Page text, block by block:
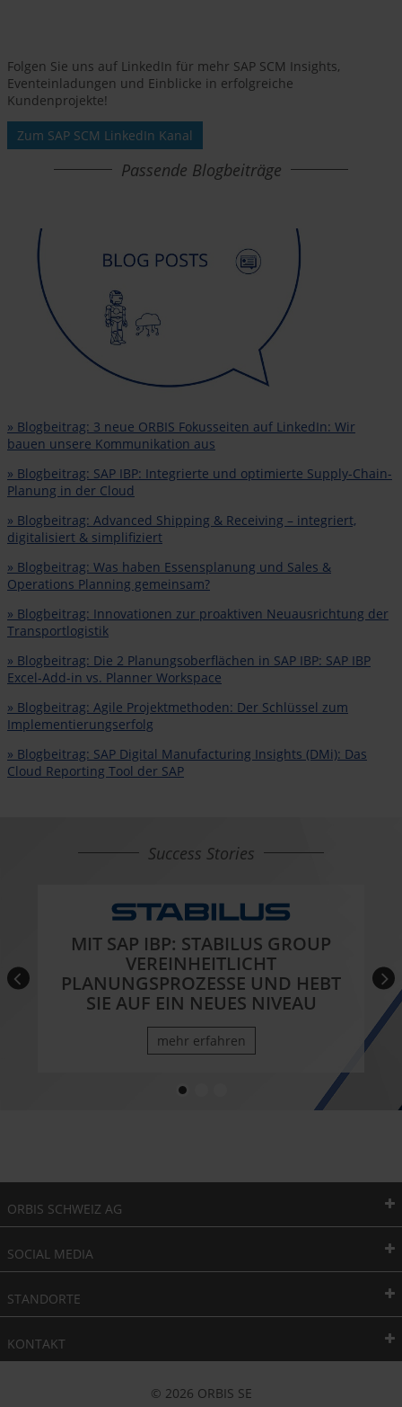
Folgen Sie uns auf LinkedIn für mehr SAP SCM Insights,
Eventeinladungen und Einblicke in erfolgreiche
Kundenprojekte!
Zum SAP SCM LinkedIn Kanal
Passende Blogbeiträge
» Blogbeitrag: 3 neue ORBIS Fokusseiten auf LinkedIn: Wir
bauen unsere Kommunikation aus
» Blogbeitrag: SAP IBP: Integrierte und optimierte Supply-Chain-
Planung in der Cloud
» Blogbeitrag: Advanced Shipping & Receiving – integriert,
digitalisiert & simplifiziert
» Blogbeitrag: Was haben Essensplanung und Sales &
Operations Planning gemeinsam?
» Blogbeitrag: Innovationen zur proaktiven Neuausrichtung der
Transportlogistik
» Blogbeitrag: Die 2 Planungsoberflächen in SAP IBP: SAP IBP
Excel-Add-in vs. Planner Workspace
» Blogbeitrag: Agile Projektmethoden: Der Schlüssel zum
Implementierungserfolg
» Blogbeitrag: SAP Digital Manufacturing Insights (DMi): Das
Cloud Reporting Tool der SAP
Success Stories
MIT SAP IBP: STABILUS GROUP
VEREINHEITLICHT
PLANUNGSPROZESSE UND HEBT
SIE AUF EIN NEUES NIVEAU
mehr erfahren
ORBIS SCHWEIZ AG
SOCIAL MEDIA
STANDORTE
KONTAKT
© 2026 ORBIS SE